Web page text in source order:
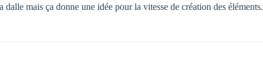
mais ça donne une idée pour la vitesse de création des éléments.